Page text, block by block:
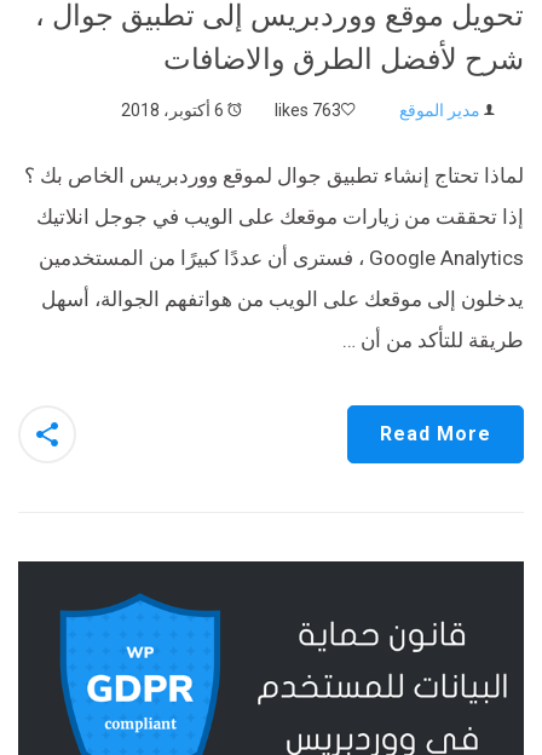
تحويل موقع ووردبريس إلى تطبيق جوال ،
شرح لأفضل الطرق والاضافات
مدير الموقع 763 likes
لماذا تحتاج إنشاء تطبيق جوال لموقع ووردبريس الخاص بك ؟
إذا تحققت من زيارات موقعك على الويب في جوجل انلاتيك
Google Analytics ، فسترى أن عددًا كبيرًا من المستخدمين
يدخلون إلى موقعك على الويب من هواتفهم الجوالة، أسهل
طريقة للتأكد من أن …
Read More